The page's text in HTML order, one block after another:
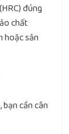
đúng
chất
hoặc sản
cần cân